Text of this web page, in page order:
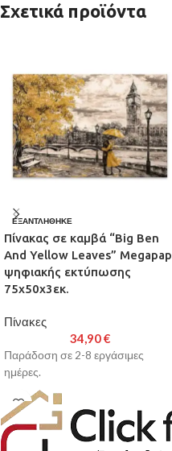
Σχετικά προϊόντα
ΕΞΑΝΤΛΉΘΗΚΕ
Πίνακας σε καμβά “Big Ben
And Yellow Leaves” Megapap
ψηφιακής εκτύπωσης
75x50x3εκ.
Πίνακες
34,90€
Παράδοση σε 2-8 εργάσιμες
ημέρες.